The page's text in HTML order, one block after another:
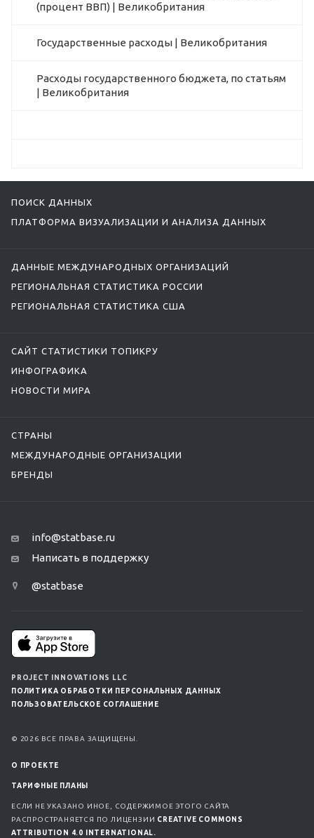
(процент ВВП) | Великобритания
Государственные расходы | Великобритания
Расходы государственного бюджета, по статьям
| Великобритания
ПОИСК ДАННЫХ
ПЛАТФОРМА ВИЗУАЛИЗАЦИИ И АНАЛИЗА ДАННЫХ
ДАННЫЕ МЕЖДУНАРОДНЫХ ОРГАНИЗАЦИЙ
РЕГИОНАЛЬНАЯ СТАТИСТИКА РОССИИ
РЕГИОНАЛЬНАЯ СТАТИСТИКА США
САЙТ СТАТИСТИКИ ТОПИКРУ
ИНФОГРАФИКА
НОВОСТИ МИРА
СТРАНЫ
МЕЖДУНАРОДНЫЕ ОРГАНИЗАЦИИ
БРЕНДЫ
info@statbase.ru
Написать в поддержку
@statbase
PROJECT INNOVATIONS LLC
ПОЛИТИКА ОБРАБОТКИ ПЕРСОНАЛЬНЫХ ДАННЫХ
ПОЛЬЗОВАТЕЛЬСКОЕ СОГЛАШЕНИЕ
© 2026 ВСЕ ПРАВА ЗАЩИЩЕНЫ.
О ПРОЕКТЕ
ТАРИФНЫЕ ПЛАНЫ
ЕСЛИ НЕ УКАЗАНО ИНОЕ, СОДЕРЖИМОЕ ЭТОГО САЙТА
РАСПРОСТРАНЯЕТСЯ ПО ЛИЦЕНЗИИ CREATIVE COMMONS
ATTRIBUTION 4.0 INTERNATIONAL.